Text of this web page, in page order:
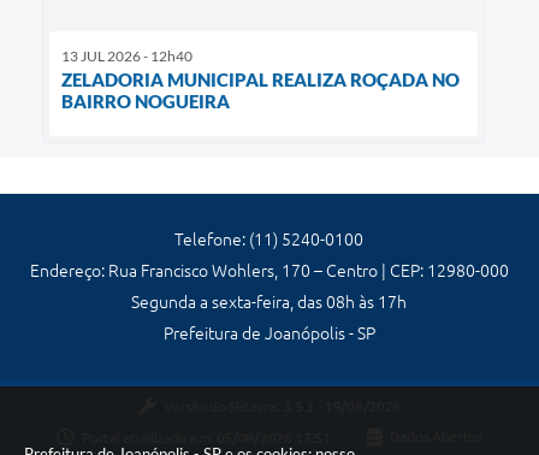
13 JUL 2026 - 12h40
ZELADORIA MUNICIPAL REALIZA ROÇADA NO
BAIRRO NOGUEIRA
Telefone: (11) 5240-0100
Endereço: Rua Francisco Wohlers, 170 – Centro | CEP: 12980-000
Segunda a sexta-feira, das 08h às 17h
Prefeitura de Joanópolis - SP